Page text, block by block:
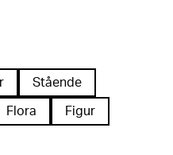
Stående
Flora Figur